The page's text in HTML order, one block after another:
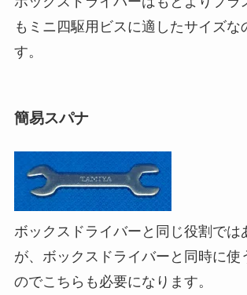
もミニ四駆用ビスに適したサイズな
す。
簡易スパナ
ボックスドライバーと同じ役割では
が、ボックスドライバーと同時に使
のでこちらも必要になります。